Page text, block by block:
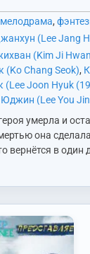
мелодрама,
(Lee Jang
(Kim Ji
(Ko Chang Seok),
(Lee Joon Hyuk
(Lee You
Yeon)
Сон Еджин
Хасок (Jo Ha Suk)
умерла и
она
вернётся в